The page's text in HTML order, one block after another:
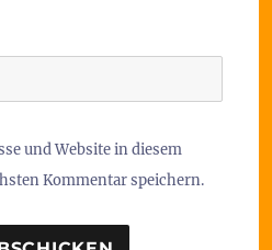
und Website in diesem
Kommentar speichern.